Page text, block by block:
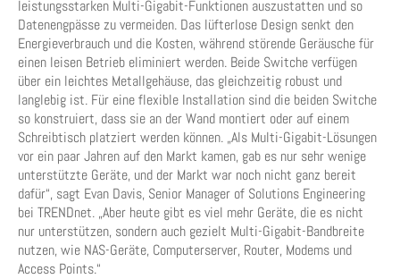
leistungsstarken Multi-Gigabit-Funktionen auszustatten und so
Datenengpässe zu vermeiden. Das lüfterlose Design senkt den
Energieverbrauch und die Kosten, während störende Geräusche für
einen leisen Betrieb eliminiert werden. Beide Switche verfügen
über ein leichtes Metallgehäuse, das gleichzeitig robust und
langlebig ist. Für eine flexible Installation sind die beiden Switche
so konstruiert, dass sie an der Wand montiert oder auf einem
Schreibtisch platziert werden können. „Als Multi-Gigabit-Lösungen
vor ein paar Jahren auf den Markt kamen, gab es nur sehr wenige
unterstützte Geräte, und der Markt war noch nicht ganz bereit
dafür“, sagt Evan Davis, Senior Manager of Solutions Engineering
bei TRENDnet. „Aber heute gibt es viel mehr Geräte, die es nicht
nur unterstützen, sondern auch gezielt Multi-Gigabit-Bandbreite
nutzen, wie NAS-Geräte, Computerserver, Router, Modems und
Access Points.“